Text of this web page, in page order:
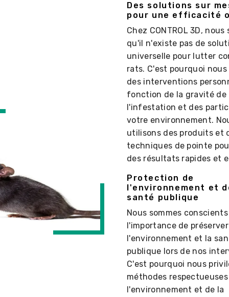
Des solutions sur
pour une efficacité
Chez CONTROL 3D, nous
qu'il n'existe pas de
universelle pour lutter
rats. C'est pourquoi nous
des interventions
fonction de la gravité de
l'infestation et des
votre environnement.
utilisons des produits et
techniques de pointe
des résultats rapides et
Protection de
l'environnement et
santé publique
Nous sommes
l'importance de préserver
l'environnement et la
publique lors de nos
C'est pourquoi nous
méthodes
l'environnement et de la